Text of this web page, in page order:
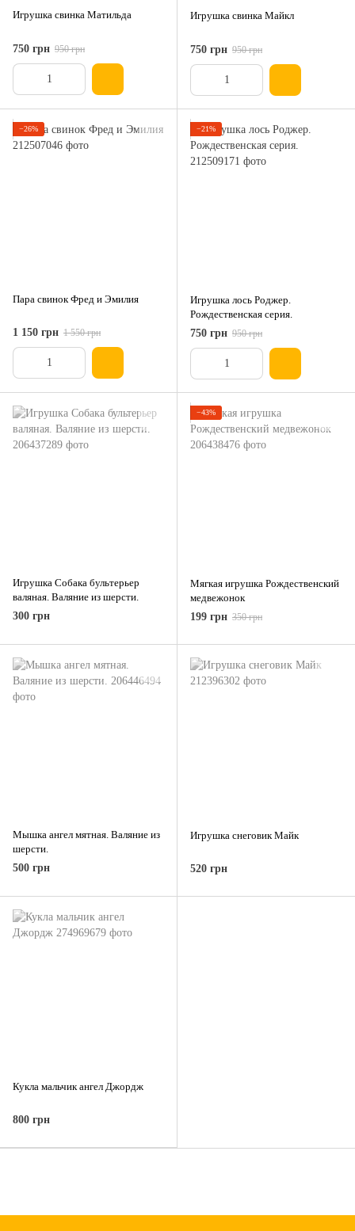
Игрушка свинка Матильда
750 грн 950 грн
Игрушка свинка Майкл
750 грн 950 грн
−26%
Пара свинок Фред и Эмилия
1 150 грн 1 550 грн
−21%
Игрушка лось Роджер.
Рождественская серия.
750 грн 950 грн
Игрушка Собака бультерьер
валяная. Валяние из шерсти.
300 грн
−43%
Мягкая игрушка Рождественский
медвежонок
199 грн 350 грн
Мышка ангел мятная. Валяние из
шерсти.
500 грн
Игрушка снеговик Майк
520 грн
Кукла мальчик ангел Джордж
800 грн